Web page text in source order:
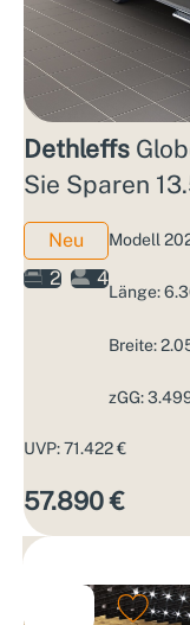
Dethleffs
Sie Sparen
Neu
2
4
Modell
Länge:
Breite:
zGG:
UVP: 71.422 €
57.890 €